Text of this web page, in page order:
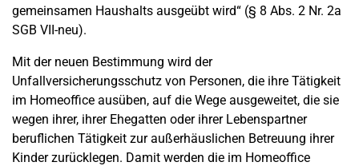
gemeinsamen Haushalts ausgeübt wird“ (§ 8 Abs. 2 Nr. 2a
SGB VII-neu).
Mit der neuen Bestimmung wird der
Unfallversicherungsschutz von Personen, die ihre Tätigkeit
im Homeoffice ausüben, auf die Wege ausgeweitet, die sie
wegen ihrer, ihrer Ehegatten oder ihrer Lebenspartner
beruflichen Tätigkeit zur außerhäuslichen Betreuung ihrer
Kinder zurücklegen. Damit werden die im Homeoffice